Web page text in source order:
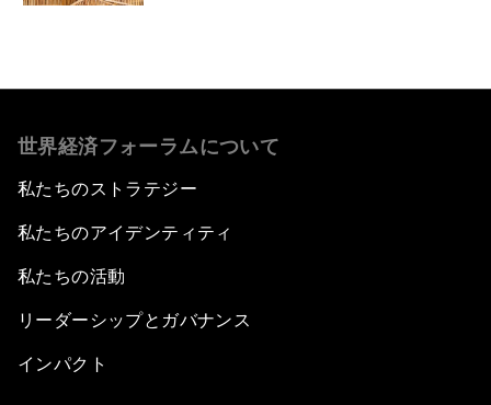
世界経済フォーラムについて
私たちのストラテジー
私たちのアイデンティティ
私たちの活動
リーダーシップとガバナンス
インパクト